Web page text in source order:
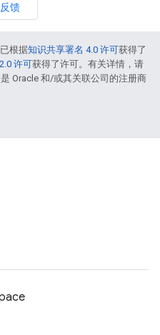
馈
根据知识共享署名 4.0 许可获得了
许可获得了许可。有关详情，请
Oracle 和/或其关联公司的注册商